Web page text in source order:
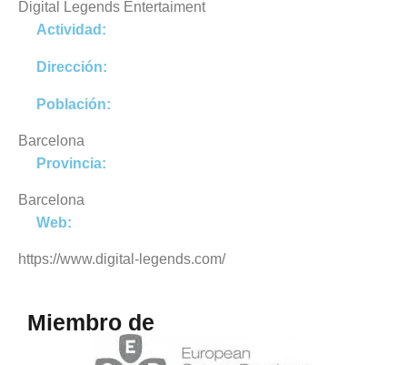
Digital Legends Entertaiment
Actividad:
Dirección:
Población:
Barcelona
Provincia:
Barcelona
Web:
https://www.digital-legends.com/
Miembro de